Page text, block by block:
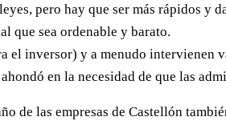
pero hay que ser más rápidos y
que sea ordenable y barato.
el inversor) y a menudo
en la necesidad de que las
de las empresas de Castellón